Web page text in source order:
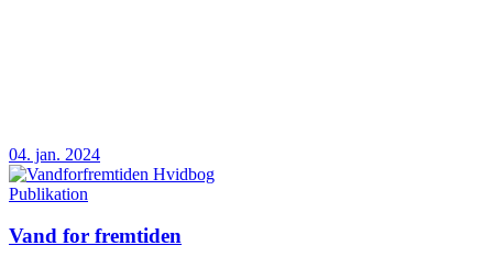
04. jan. 2024
Publikation
Vand for fremtiden